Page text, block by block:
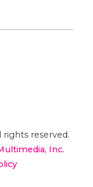
rights reserved.
Inc.